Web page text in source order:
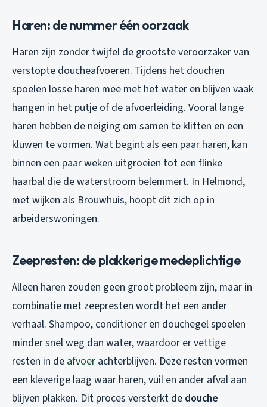
Haren: de nummer één oorzaak
Haren zijn zonder twijfel de grootste veroorzaker van
verstopte doucheafvoeren. Tijdens het douchen
spoelen losse haren mee met het water en blijven vaak
hangen in het putje of de afvoerleiding. Vooral lange
haren hebben de neiging om samen te klitten en een
kluwen te vormen. Wat begint als een paar haren, kan
binnen een paar weken uitgroeien tot een flinke
haarbal die de waterstroom belemmert. In Helmond,
met wijken als Brouwhuis, hoopt dit zich op in
arbeiderswoningen.
Zeepresten: de plakkerige medeplichtige
Alleen haren zouden geen groot probleem zijn, maar in
combinatie met zeepresten wordt het een ander
verhaal. Shampoo, conditioner en douchegel spoelen
minder snel weg dan water, waardoor er vettige
resten in de afvoer achterblijven. Deze resten vormen
een kleverige laag waar haren, vuil en ander afval aan
blijven plakken. Dit proces versterkt de douche